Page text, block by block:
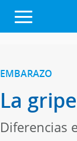
EMBARAZO
La
Diferencias